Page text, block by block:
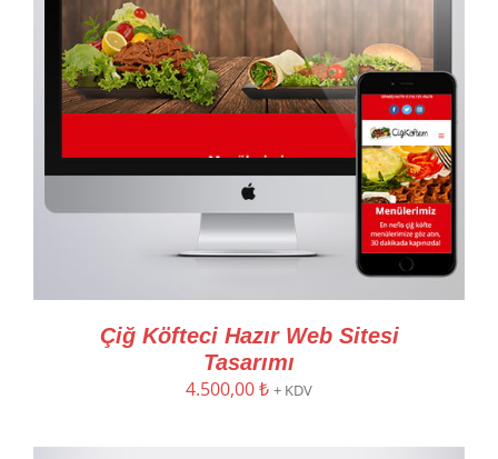
Çiğ Köfteci Hazır Web Sitesi
Tasarımı
4.500,00₺ + KDV